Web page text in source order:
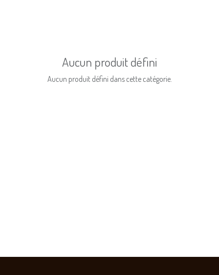
Aucun produit défini
Aucun produit défini dans cette catégorie.